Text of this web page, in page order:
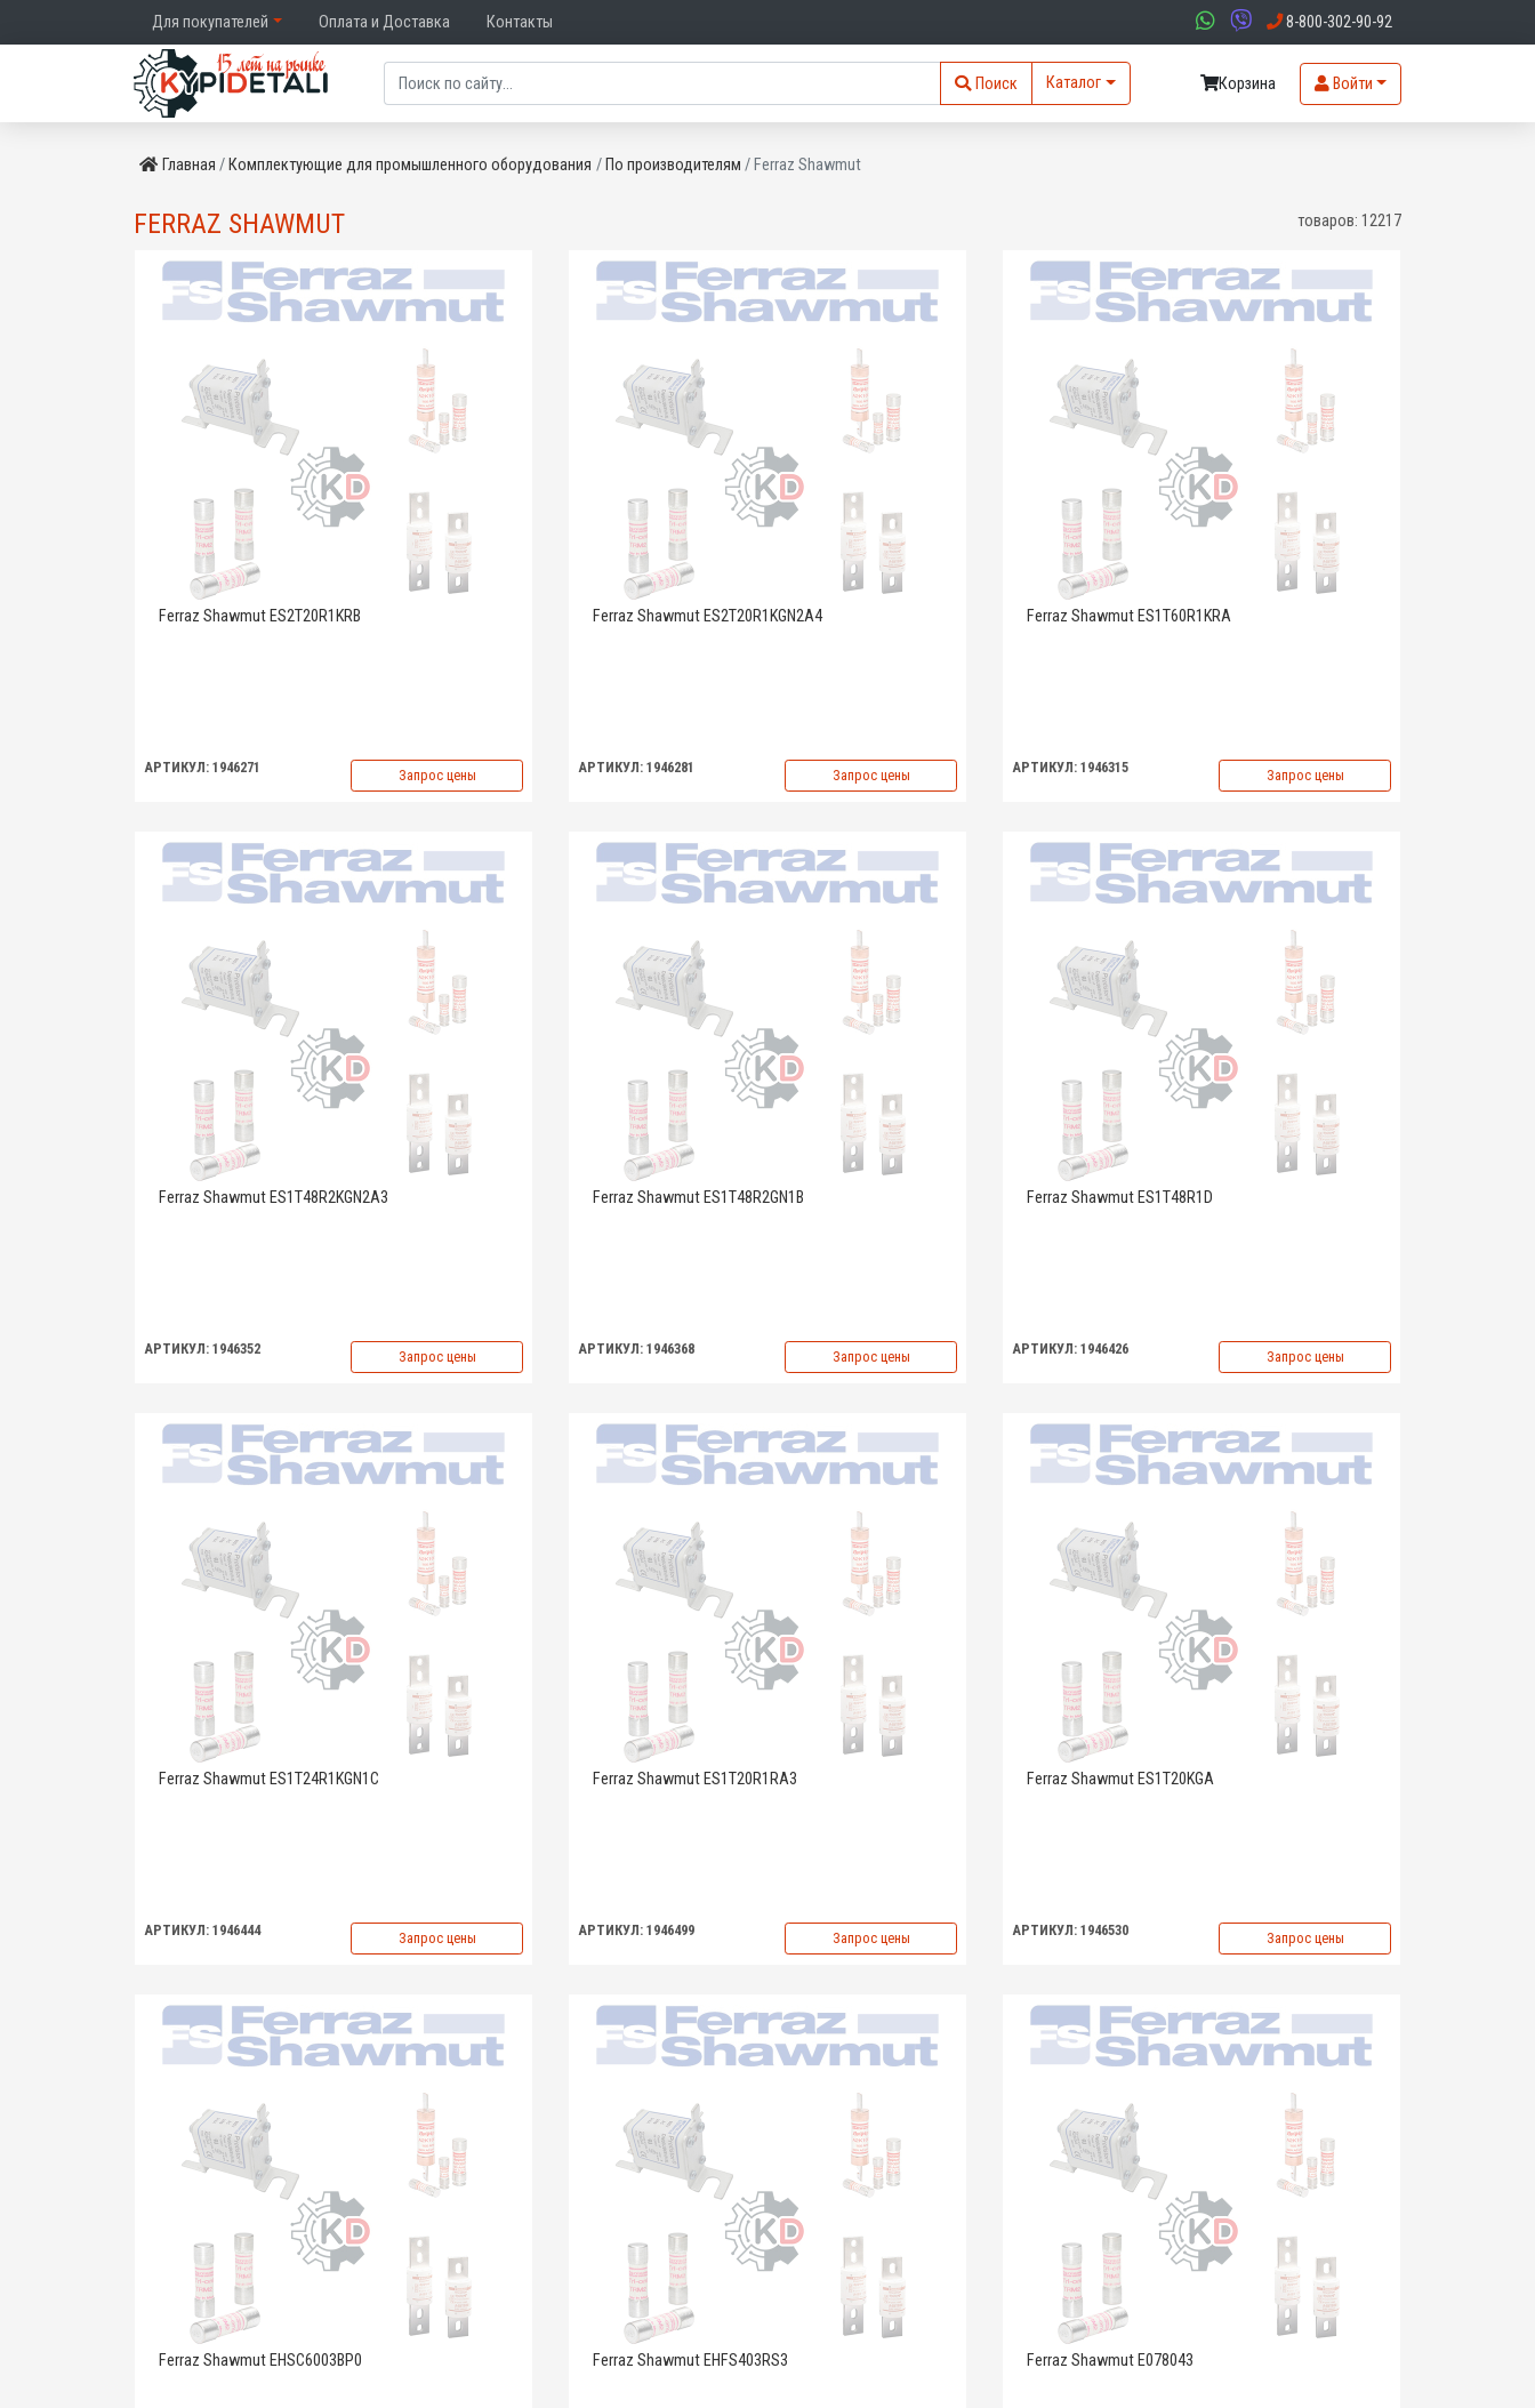
Для покупателей Оплата и Доставка Контакты 8-800-302-90-92
Поиск Каталог Корзина Войти
Главная Комплектующие для промышленного оборудования По производителям Ferraz Shawmut
FERRAZ SHAWMUT товаров: 12217
Ferraz Shawmut ES2T20R1KRB
АРТИКУЛ: 1946271 Запрос цены
Ferraz Shawmut ES2T20R1KGN2A4
АРТИКУЛ: 1946281 Запрос цены
Ferraz Shawmut ES1T60R1KRA
АРТИКУЛ: 1946315 Запрос цены
Ferraz Shawmut ES1T48R2KGN2A3
АРТИКУЛ: 1946352 Запрос цены
Ferraz Shawmut ES1T48R2GN1B
АРТИКУЛ: 1946368 Запрос цены
Ferraz Shawmut ES1T48R1D
АРТИКУЛ: 1946426 Запрос цены
Ferraz Shawmut ES1T24R1KGN1C
АРТИКУЛ: 1946444 Запрос цены
Ferraz Shawmut ES1T20R1RA3
АРТИКУЛ: 1946499 Запрос цены
Ferraz Shawmut ES1T20KGA
АРТИКУЛ: 1946530 Запрос цены
Ferraz Shawmut EHSC6003BP0 Ferraz Shawmut EHFS403RS3 Ferraz Shawmut E078043